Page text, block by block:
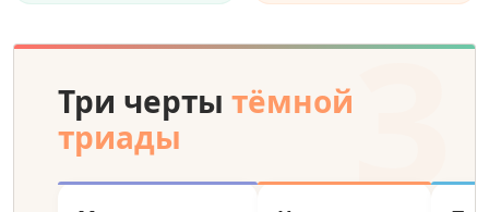
3
Три черты тёмной
триады